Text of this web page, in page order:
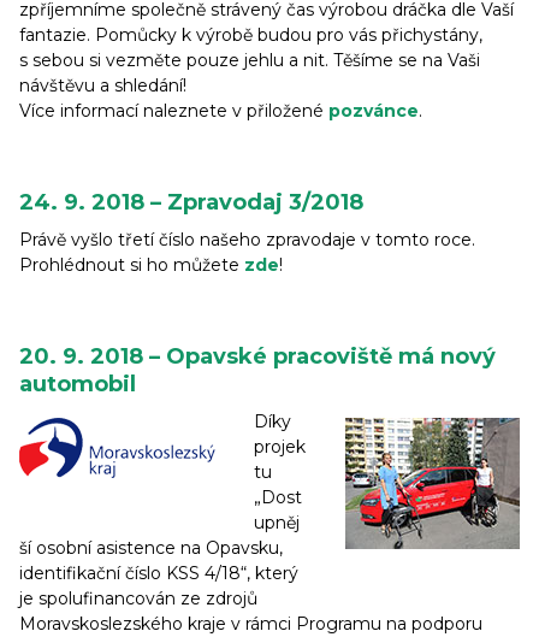
zpříjemníme společně strávený čas výrobou dráčka dle Vaší
fantazie. Pomůcky k výrobě budou pro vás přichystány,
s sebou si vezměte pouze jehlu a nit. Těšíme se na Vaši
návštěvu a shledání!
Více informací naleznete v přiložené pozvánce.
24. 9. 2018 – Zpravodaj 3/2018
Právě vyšlo třetí číslo našeho zpravodaje v tomto roce.
Prohlédnout si ho můžete zde!
20. 9. 2018 – Opavské pracoviště má nový
automobil
Díky
projek
tu
„Dost
upněj
ší osobní asistence na Opavsku,
identifikační číslo KSS 4/18“, který
je spolufinancován ze zdrojů
Moravskoslezského kraje v rámci Programu na podporu